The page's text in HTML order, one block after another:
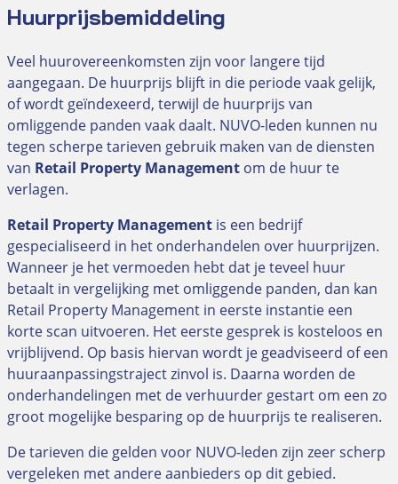
Huurprijsbemiddeling
Veel huurovereenkomsten zijn voor langere tijd
aangegaan. De huurprijs blijft in die periode vaak gelijk,
of wordt geïndexeerd, terwijl de huurprijs van
omliggende panden vaak daalt. NUVO-leden kunnen nu
tegen scherpe tarieven gebruik maken van de diensten
van Retail Property Management om de huur te
verlagen.
Retail Property Management is een bedrijf
gespecialiseerd in het onderhandelen over huurprijzen.
Wanneer je het vermoeden hebt dat je teveel huur
betaalt in vergelijking met omliggende panden, dan kan
Retail Property Management in eerste instantie een
korte scan uitvoeren. Het eerste gesprek is kosteloos en
vrijblijvend. Op basis hiervan wordt je geadviseerd of een
huuraanpassingstraject zinvol is. Daarna worden de
onderhandelingen met de verhuurder gestart om een zo
groot mogelijke besparing op de huurprijs te realiseren.
De tarieven die gelden voor NUVO-leden zijn zeer scherp
vergeleken met andere aanbieders op dit gebied.